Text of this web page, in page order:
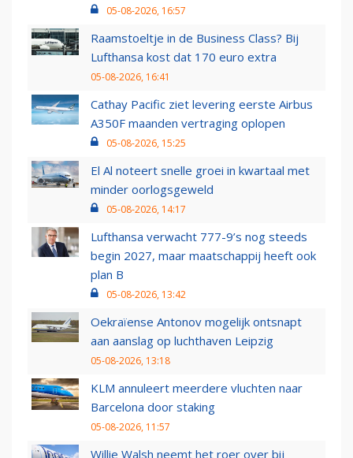
05-08-2026, 16:57
Raamstoeltje in de Business Class? Bij
Lufthansa kost dat 170 euro extra
05-08-2026, 16:41
Cathay Pacific ziet levering eerste Airbus
A350F maanden vertraging oplopen
05-08-2026, 15:25
El Al noteert snelle groei in kwartaal met
minder oorlogsgeweld
05-08-2026, 14:17
Lufthansa verwacht 777-9’s nog steeds
begin 2027, maar maatschappij heeft ook
plan B
05-08-2026, 13:42
Oekraïense Antonov mogelijk ontsnapt
aan aanslag op luchthaven Leipzig
05-08-2026, 13:18
KLM annuleert meerdere vluchten naar
Barcelona door staking
05-08-2026, 11:57
Willie Walsh neemt het roer over bij